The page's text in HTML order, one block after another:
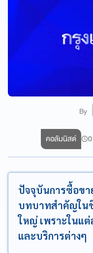
By
คอลัมนิสต์
ปัจจุบันการซื้อข
บทบาทสำคัญใน
ใหญ่ เพราะในแ
และบริการต่างๆ